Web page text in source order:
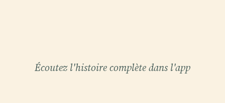
Écoutez l'histoire complète dans l'app